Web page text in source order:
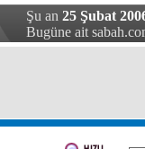
Şu an 25 Şubat
Bugüne ait